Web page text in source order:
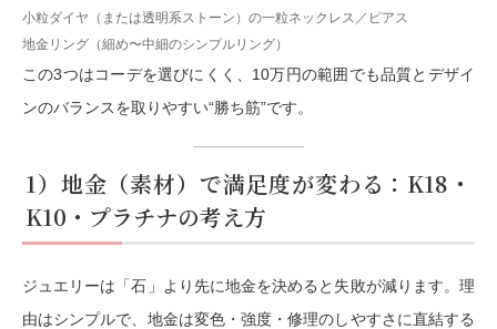
小粒ダイヤ（または透明系ストーン）の一粒ネックレス／ピアス
地金リング（細め〜中細のシンプルリング）
この3つはコーデを選びにくく、10万円の範囲でも品質とデザイ
ンのバランスを取りやすい“勝ち筋”です。
1）地金（素材）で満足度が変わる：K18・
K10・プラチナの考え方
ジュエリーは「石」より先に地金を決めると失敗が減ります。理
由はシンプルで、地金は変色・強度・修理のしやすさに直結する